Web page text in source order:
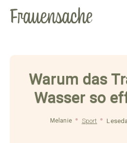
Warum das
Wasser so
Melanie Sport